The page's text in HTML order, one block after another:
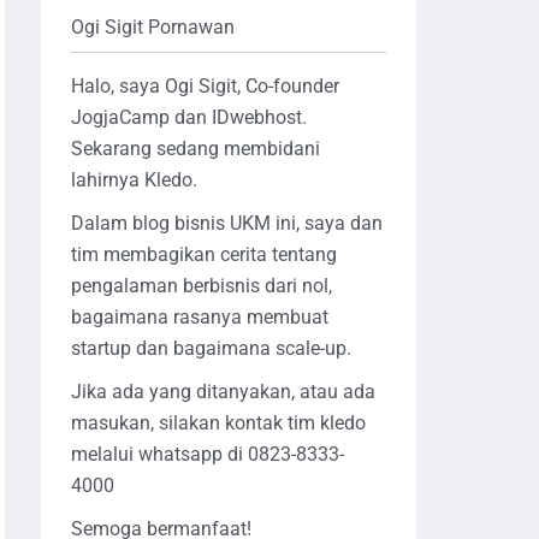
Ogi Sigit Pornawan
Halo, saya Ogi Sigit, Co-founder
JogjaCamp dan IDwebhost.
Sekarang sedang membidani
lahirnya Kledo.
Dalam blog bisnis UKM ini, saya dan
tim membagikan cerita tentang
pengalaman berbisnis dari nol,
bagaimana rasanya membuat
startup dan bagaimana scale-up.
Jika ada yang ditanyakan, atau ada
masukan, silakan kontak tim kledo
melalui whatsapp di 0823-8333-
4000
Semoga bermanfaat!